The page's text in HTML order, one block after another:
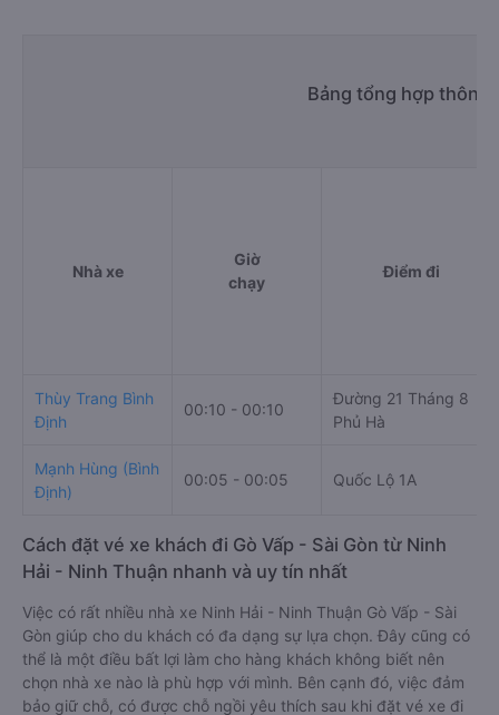
Bảng tổng hợp thông
Nhà xe
Giờ
chạy
Điểm đi
Thùy Trang Bình
Định
00:10 - 00:10
Đường 21 Tháng 8
Phủ Hà
Mạnh Hùng (Bình
Định)
00:05 - 00:05 Quốc Lộ 1A
Cách đặt vé xe khách đi Gò Vấp - Sài Gòn từ Ninh
Hải - Ninh Thuận nhanh và uy tín nhất
Việc có rất nhiều nhà xe Ninh Hải - Ninh Thuận Gò Vấp - Sài
Gòn giúp cho du khách có đa dạng sự lựa chọn. Đây cũng có
thể là một điều bất lợi làm cho hàng khách không biết nên
chọn nhà xe nào là phù hợp với mình. Bên cạnh đó, việc đảm
bảo giữ chỗ, có được chỗ ngồi yêu thích sau khi đặt vé xe đi